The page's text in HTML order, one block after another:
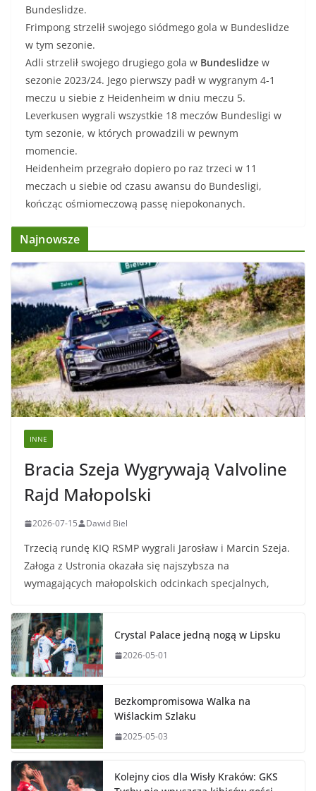
Bundeslidze.
Frimpong strzelił swojego siódmego gola w Bundeslidze
w tym sezonie.
Adli strzelił swojego drugiego gola w Bundeslidze w
sezonie 2023/24. Jego pierwszy padł w wygranym 4-1
meczu u siebie z Heidenheim w dniu meczu 5.
Leverkusen wygrali wszystkie 18 meczów Bundesligi w
tym sezonie, w których prowadzili w pewnym
momencie.
Heidenheim przegrało dopiero po raz trzeci w 11
meczach u siebie od czasu awansu do Bundesligi,
kończąc ośmiomeczową passę niepokonanych.
Najnowsze
INNE
Bracia Szeja Wygrywają Valvoline
Rajd Małopolski
2026-07-15 Dawid Biel
Trzecią rundę KIQ RSMP wygrali Jarosław i Marcin Szeja.
Załoga z Ustronia okazała się najszybsza na
wymagających małopolskich odcinkach specjalnych,
Crystal Palace jedną nogą w Lipsku
2026-05-01
Bezkompromisowa Walka na
Wiślackim Szlaku
2025-05-03
Kolejny cios dla Wisły Kraków: GKS